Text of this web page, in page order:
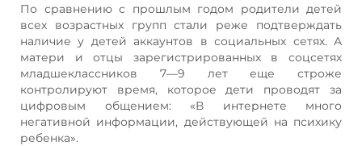
По сравнению с прошлым годом родители детей
всех возрастных групп стали реже подтверждать
наличие у детей аккаунтов в социальных сетях. А
матери и отцы зарегистрированных в соцсетях
младшеклассников 7—9 лет еще строже
контролируют время, которое дети проводят за
цифровым общением: «В интернете много
негативной информации, действующей на психику
ребенка».